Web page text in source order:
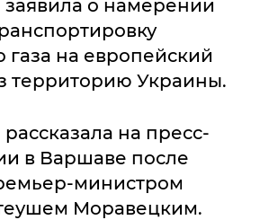
о намерении
газа на европейский
территорию Украины.
на пресс-
в Варшаве после
министром
Моравецким.